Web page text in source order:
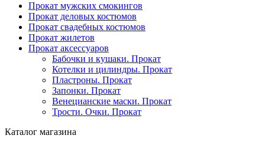
Прокат мужских смокингов
Прокат деловых костюмов
Прокат свадебных костюмов
Прокат жилетов
Прокат аксессуаров
Бабочки и кушаки. Прокат
Котелки и цилиндры. Прокат
Пластроны. Прокат
Запонки. Прокат
Венецианские маски. Прокат
Трости. Очки. Прокат
Каталог магазина